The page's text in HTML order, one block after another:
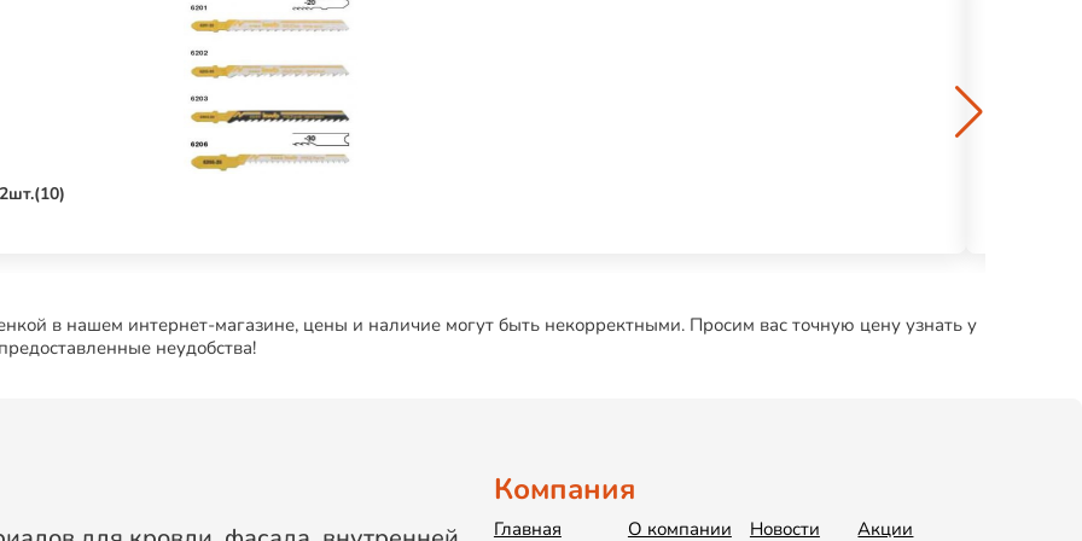
в нашем интернет-магазине, цены и наличие могут быть некорректными. Просим вас точную цену узнать у
неудобства!
Компания
Главная О компании Новости Акции